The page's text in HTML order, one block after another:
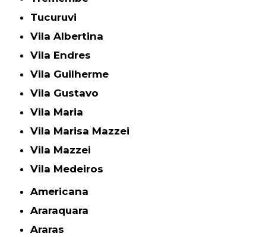
Tucuruvi
Vila Albertina
Vila Endres
Vila Guilherme
Vila Gustavo
Vila Maria
Vila Marisa Mazzei
Vila Mazzei
Vila Medeiros
Americana
Araraquara
Araras